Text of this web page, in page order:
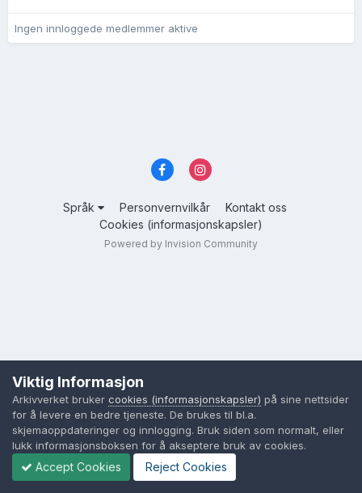
Ingen innloggede medlemmer aktive
Språk Personvernvilkår
Kontakt oss
Cookies (informasjonskapsler)
Powered by Invision Community
Viktig Informasjon
Arkivverket bruker cookies (informasjonskapsler) på sine nettsider
for å levere en bedre tjeneste. De brukes til bl.a.
skjemaoppdateringer og innlogging. Bruk siden som normalt, eller
lukk informasjonsboksen for å akseptere bruk av cookies.
Accept Cookies Reject Cookies